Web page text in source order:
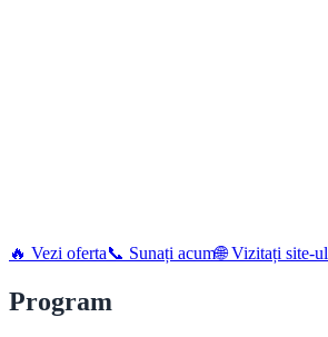
🔥 Vezi oferta📞 Sunați acum🌐 Vizitați site-ul
Program